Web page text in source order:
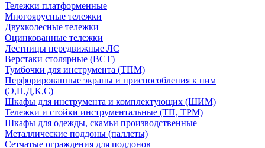
Тележки платформенные
Многоярусные тележки
Двухколесные тележки
Оцинкованные тележки
Лестницы передвижные ЛС
Верстаки столярные (ВСТ)
Тумбочки для инструмента (ТПМ)
Перфорированные экраны и приспособления к ним
(Э,П,Д,К,С)
Шкафы для инструмента и комплектующих (ШИМ)
Тележки и стойки инструментальные (ТП, ТРМ)
Шкафы для одежды, скамьи производственные
Металлические поддоны (паллеты)
Сетчатые ограждения для поддонов